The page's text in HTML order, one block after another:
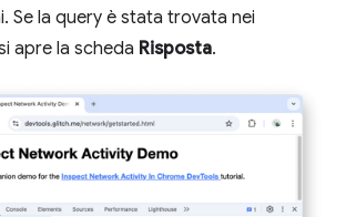
Se la query è stata trovata nei
apre la scheda Risposta.